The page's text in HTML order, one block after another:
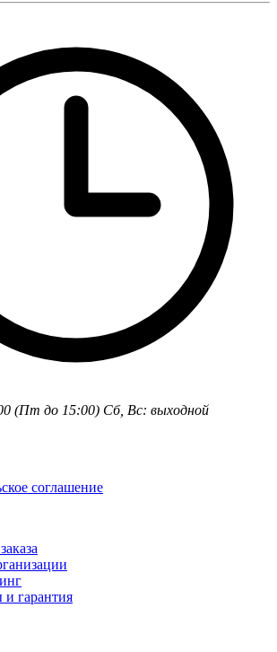
(Пт до 15:00) Сб, Вс: выходной
соглашение
гарантия